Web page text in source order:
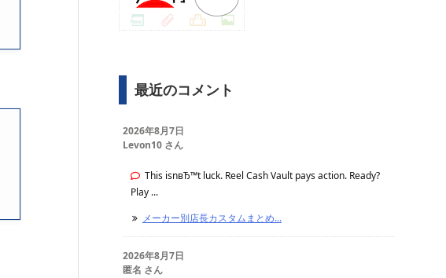
最近のコメント
2026年8月7日
Levon10 さん
This isnвЂ™t luck. Reel Cash Vault pays action. Ready?
Play ...
メーカー別店長カスタムまとめ...
2026年8月7日
匿名 さん